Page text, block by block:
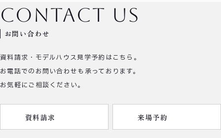
会社概要
受賞歴
メディア情報
お問い合わせ
contact us
資料請求・モデルハウス見学予約はこちら。
お電話でのお問い合わせも承っております。
お気軽にご相談ください。
資料請求 来場予約